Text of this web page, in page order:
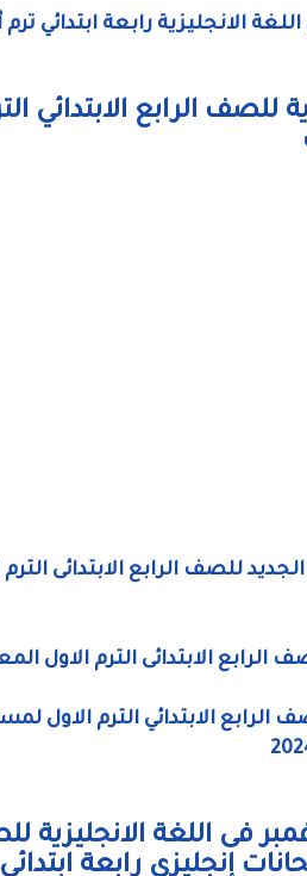
الانجليزية رابعة ابتدائي
للصف الرابع الابتدائي
الترم الاول المعدل 2024 مستر صبحي
فى اللغة الانجليزية
إنجليزي رابعة